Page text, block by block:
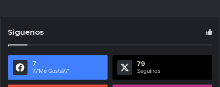
Siguenos
7
\\\"Me Gusta\\\"
79
Seguínos